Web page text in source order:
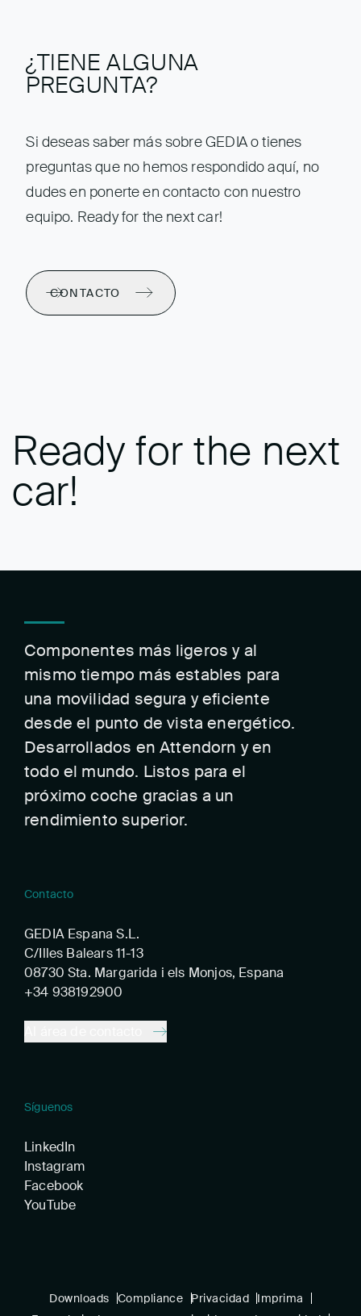
¿TIENE ALGUNA
PREGUNTA?
Si deseas saber más sobre GEDIA o tienes
preguntas que no hemos respondido aquí, no
dudes en ponerte en contacto con nuestro
equipo. Ready for the next car!
CONTACTO
Ready for the next
car!
Componentes más ligeros y al
mismo tiempo más estables para
una movilidad segura y eficiente
desde el punto de vista energético.
Desarrollados en Attendorn y en
todo el mundo. Listos para el
próximo coche gracias a un
rendimiento superior.
Contacto
GEDIA Espana S.L.
C/Illes Balears 11-13
08730 Sta. Margarida i els Monjos, Espana
+34 938192900
Síguenos
LinkedIn
Instagram
Facebook
YouTube
Downloads Compliance Privacidad
Imprima